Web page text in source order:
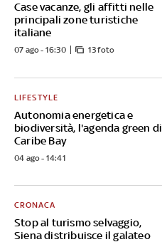
Case vacanze, gli affitti nelle
principali zone turistiche
italiane
07 ago - 16:30 13 foto
Autonomia energetica e
biodiversità, l'agenda green di
Caribe Bay
LIFESTYLE
04 ago - 14:41
Stop al turismo selvaggio,
Siena distribuisce il galateo
CRONACA